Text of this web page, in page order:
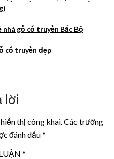
nhà gỗ cổ truyền Bắc Bộ
cổ truyền đẹp
lời
thị công khai. Các trường
đánh dấu*
*